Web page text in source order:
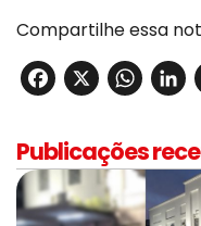
Compartilhe essa
X
Publicações